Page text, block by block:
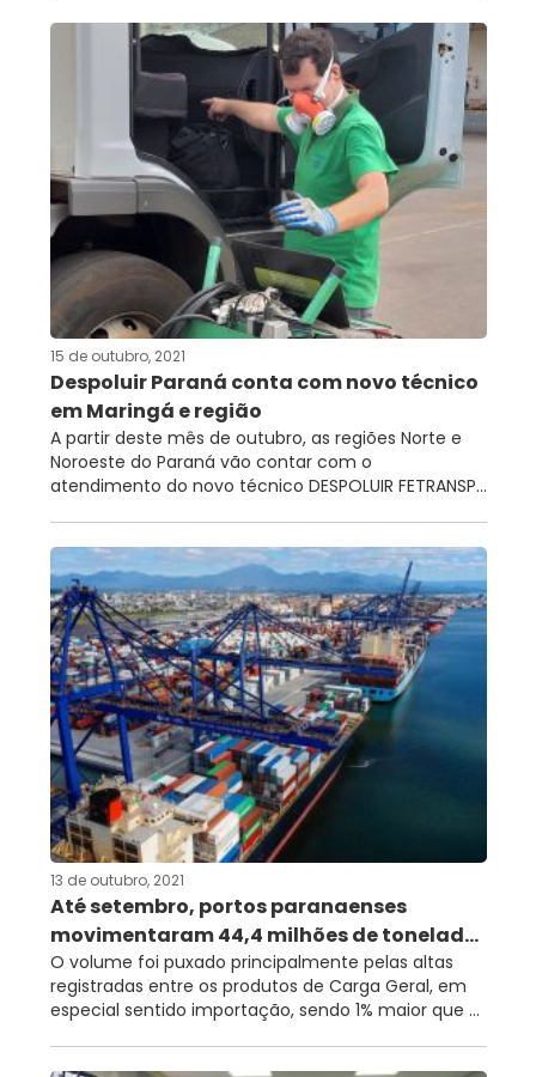
15 de outubro, 2021
Despoluir Paraná conta com novo técnico
em Maringá e região
A partir deste mês de outubro, as regiões Norte e
Noroeste do Paraná vão contar com o
atendimento do novo técnico DESPOLUIR FETRANSP...
13 de outubro, 2021
Até setembro, portos paranaenses
movimentaram 44,4 milhões de tonelad...
O volume foi puxado principalmente pelas altas
registradas entre os produtos de Carga Geral, em
especial sentido importação, sendo 1% maior que ...